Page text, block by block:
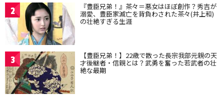
2 『豊臣兄弟！』茶々＝悪女はほぼ創作？秀吉が
溺愛、豊臣家滅亡を背負わされた茶々(井上和)
の壮絶すぎる生涯
3 【豊臣兄弟！】22歳で散った長宗我部元親の天
才後継者・信親とは？武勇を奮った若武者の壮
絶な最期